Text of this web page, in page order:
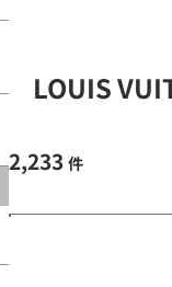
LOUIS
2,233 件